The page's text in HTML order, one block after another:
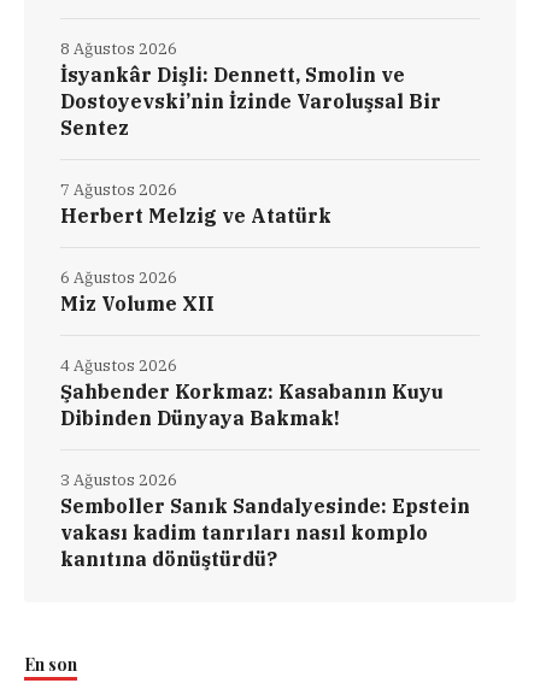
İsyankâr Dişli: Dennett, Smolin ve
Dostoyevski’nin İzinde Varoluşsal Bir
Sentez
8 Ağustos 2026
Herbert Melzig ve Atatürk
7 Ağustos 2026
Miz Volume XII
6 Ağustos 2026
Şahbender Korkmaz: Kasabanın Kuyu
Dibinden Dünyaya Bakmak!
4 Ağustos 2026
Semboller Sanık Sandalyesinde: Epstein
vakası kadim tanrıları nasıl komplo
kanıtına dönüştürdü?
3 Ağustos 2026
En son